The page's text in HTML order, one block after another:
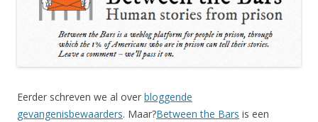
Eerder schreven we al over bloggende
gevangenisbewaarders. Maar?Between the Bars is een